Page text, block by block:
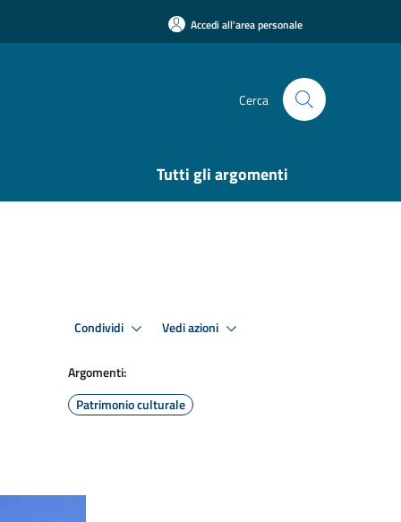
Accedi all'area personale
Cerca
Tutti gli argomenti
Condividi Vedi azioni
Argomenti:
Patrimonio culturale